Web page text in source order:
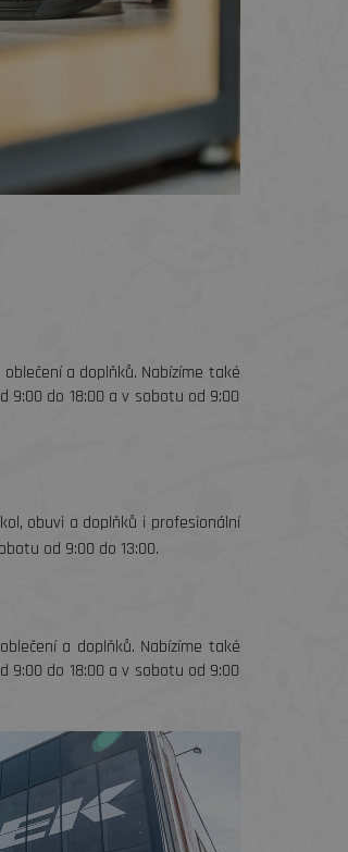
a doplňků. Nabízíme také
9:00 do 18:00 a v sobotu od 9:00
obuvi a doplňků i profesionální
od 9:00 do 13:00.
a doplňků. Nabízíme také
9:00 do 18:00 a v sobotu od 9:00